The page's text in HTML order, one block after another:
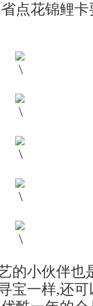
点花锦鲤
小伙伴也
宝一样,还